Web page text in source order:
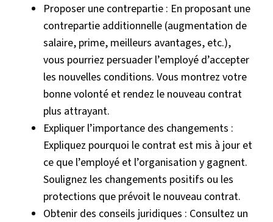
Proposer une contrepartie : En proposant une
contrepartie additionnelle (augmentation de
salaire, prime, meilleurs avantages, etc.),
vous pourriez persuader l’employé d’accepter
les nouvelles conditions. Vous montrez votre
bonne volonté et rendez le nouveau contrat
plus attrayant.
Expliquer l’importance des changements :
Expliquez pourquoi le contrat est mis à jour et
ce que l’employé et l’organisation y gagnent.
Soulignez les changements positifs ou les
protections que prévoit le nouveau contrat.
Obtenir des conseils juridiques : Consultez un